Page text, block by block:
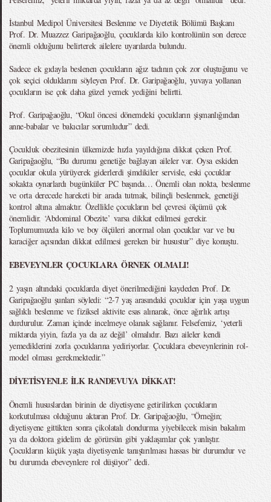
İstanbul Medipol Üniversitesi Beslenme ve Diyetetik Bölümü Başkanı
Prof. Dr. Muazzez Garipağaoğlu, çocuklarda kilo kontrolünün son derece
önemli olduğunu belirterek ailelere uyarılarda bulundu.
Sadece ek gıdayla beslenen çocukların ağız tadının çok zor oluştuğunu ve
çok seçici olduklarını söyleyen Prof. Dr. Garipağaoğlu, yuvaya yollanan
çocukların ise çok daha güzel yemek yediğini belirtti.
Prof. Garipağaoğlu, “Okul öncesi dönemdeki çocukların şişmanlığından
anne-babalar ve bakıcılar sorumludur” dedi.
Çocukluk obezitesinin ülkemizde hızla yayıldığına dikkat çeken Prof.
Garipağaoğlu, “Bu durumu genetiğe bağlayan aileler var. Oysa eskiden
çocuklar okula yürüyerek giderlerdi şimdikiler servisle, eski çocuklar
sokakta oynarlardı bugünküler PC başında… Önemli olan nokta, beslenme
ve orta derecede hareketi bir arada tutmak, bilinçli beslenmek, genetiği
kontrol altına almaktır. Özellikle çocukların bel çevresi ölçümü çok
önemlidir. ‘Abdominal Obezite’ varsa dikkat edilmesi gerekir.
Toplumumuzda kilo ve boy ölçüleri anormal olan çocuklar var ve bu
karaciğer açısından dikkat edilmesi gereken bir husustur” diye konuştu.
EBEVEYNLER ÇOCUKLARA ÖRNEK OLMALI!
2 yaşın altındaki çocuklarda diyet önerilmediğini kaydeden Prof. Dr.
Garipağaoğlu şunları söyledi: “2-7 yaş arasındaki çocuklar için yaşa uygun
sağlıklı beslenme ve fiziksel aktivite esas alınarak, önce ağırlık artışı
durdurulur. Zaman içinde incelmeye olanak sağlanır. Felsefemiz, ‘yeterli
miktarda yiyin, fazla ya da az değil’ olmalıdır. Bazı aileler kendi
yemediklerini zorla çocuklarına yediriyorlar. Çocuklara ebeveynlerinin rol-
model olması gerekmektedir.”
DİYETİSYENLE İLK RANDEVUYA DİKKAT!
Önemli hususlardan birinin de diyetisyene getirilirken çocukların
korkutulması olduğunu aktaran Prof. Dr. Garipağaoğlu, “Örneğin;
diyetisyene gittikten sonra çikolatalı dondurma yiyebilecek misin bakalım
ya da doktora gidelim de görürsün gibi yaklaşımlar çok yanlıştır.
Çocukların küçük yaşta diyetisyenle tanıştırılması hassas bir durumdur ve
bu durumda ebeveynlere rol düşüyor” dedi.